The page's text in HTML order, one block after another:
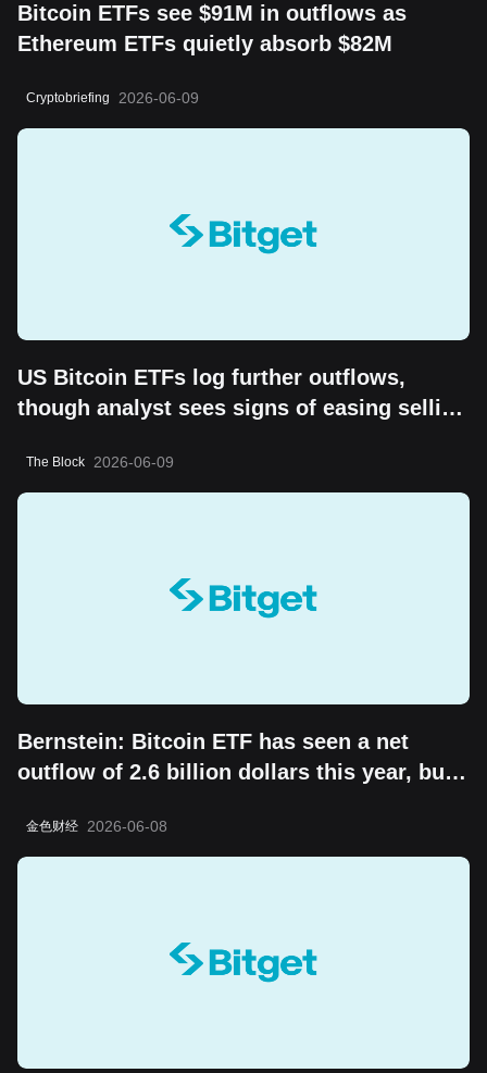
Bitcoin ETFs see $91M in outflows as
Ethereum ETFs quietly absorb $82M
Cryptobriefing 2026-06-09
US Bitcoin ETFs log further outflows,
though analyst sees signs of easing selling
The Block 2026-06-09
Bernstein: Bitcoin ETF has seen a net
outflow of 2.6 billion dollars this year, but
long-term value storage attribute
金色财经 2026-06-08